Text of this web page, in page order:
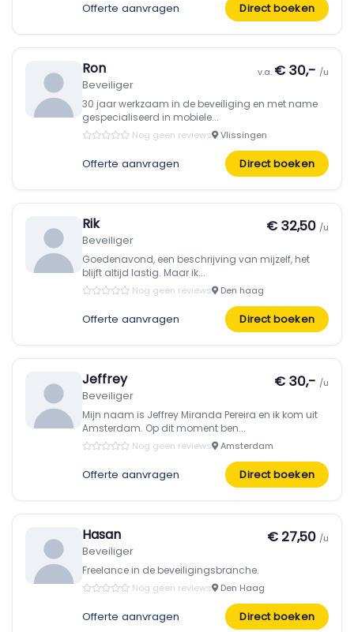
Offerte aanvragen Direct boeken
Ron
Beveiliger
v.a. € 30,- /u
30 jaar werkzaam in de beveiliging en met name
gespecialiseerd in mobiele...
Nog geen reviews Vlissingen
Offerte aanvragen Direct boeken
Rik
Beveiliger
€ 32,50 /u
Goedenavond, een beschrijving van mijzelf, het
blijft altijd lastig. Maar ik...
Nog geen reviews Den haag
Offerte aanvragen Direct boeken
Jeffrey
Beveiliger
€ 30,- /u
Mijn naam is Jeffrey Miranda Pereira en ik kom uit
Amsterdam. Op dit moment ben...
Nog geen reviews Amsterdam
Offerte aanvragen Direct boeken
Hasan
Beveiliger
€ 27,50 /u
Freelance in de beveiligingsbranche.
Nog geen reviews Den Haag
Offerte aanvragen Direct boeken